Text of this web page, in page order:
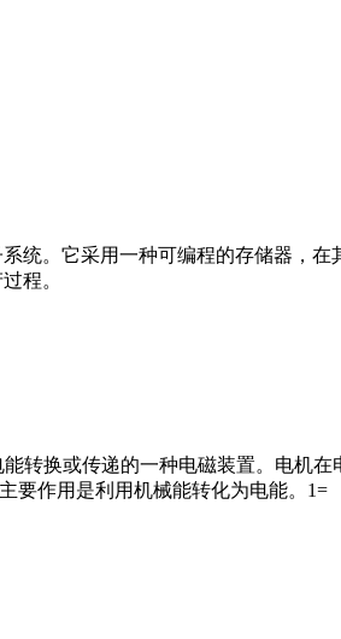
统。它采用一种可编程的存储器，
程。
转换或传递的一种电磁装置。电机
要作用是利用机械能转化为电能。1=